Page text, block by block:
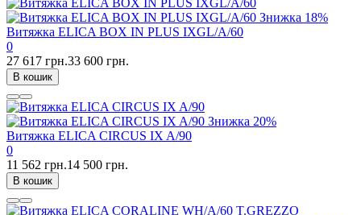
Знижка 18%
Витяжка ELICA BOX IN PLUS IXGL/A/60
0
27 617 грн.33 600 грн.
В кошик
Знижка 20%
Витяжка ELICA CIRCUS IX A/90
0
11 562 грн.14 500 грн.
В кошик